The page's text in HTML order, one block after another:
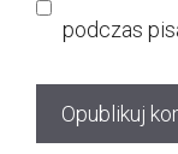
podczas